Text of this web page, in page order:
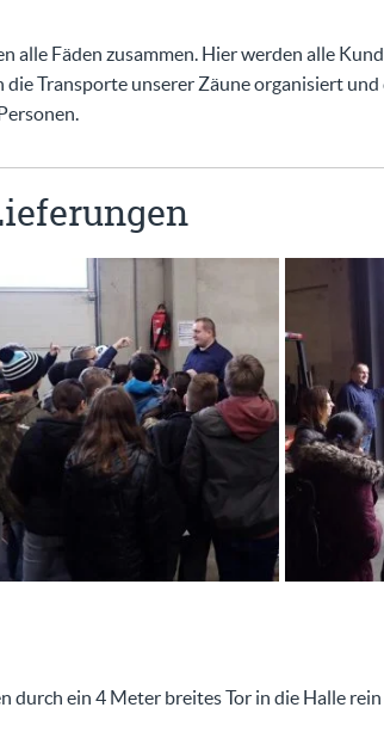
alle Fäden zusammen. Hier werden alle
Transporte unserer Zäune organisiert
durch ein 4 Meter breites Tor in die Halle rein